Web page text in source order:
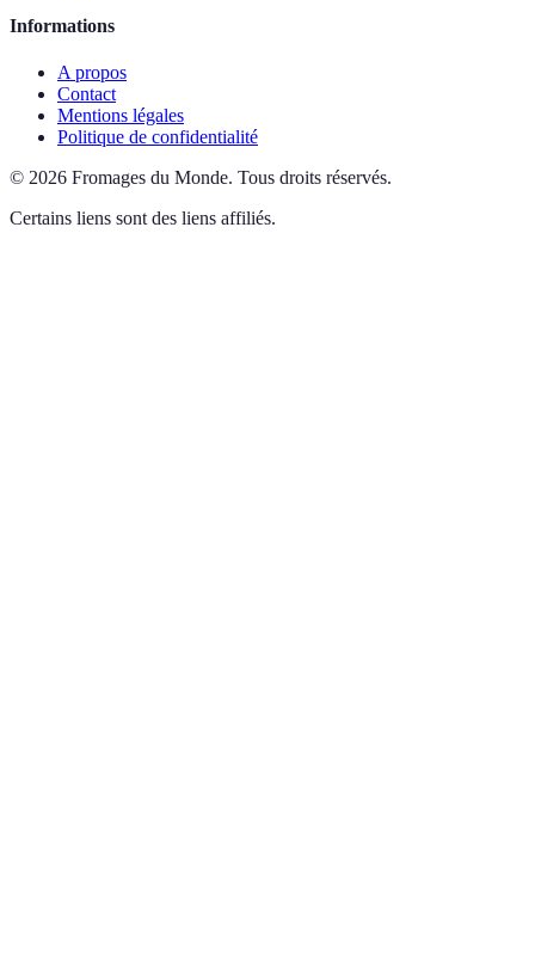
Informations
A propos
Contact
Mentions légales
Politique de confidentialité
© 2026 Fromages du Monde. Tous droits réservés.
Certains liens sont des liens affiliés.